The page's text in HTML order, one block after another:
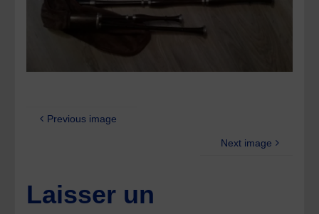
Previous image
Next image
Laisser un